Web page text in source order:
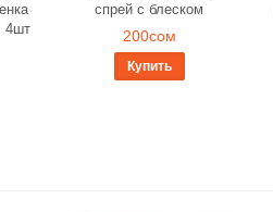
4шт
спрей с блеском
200сом
Купить